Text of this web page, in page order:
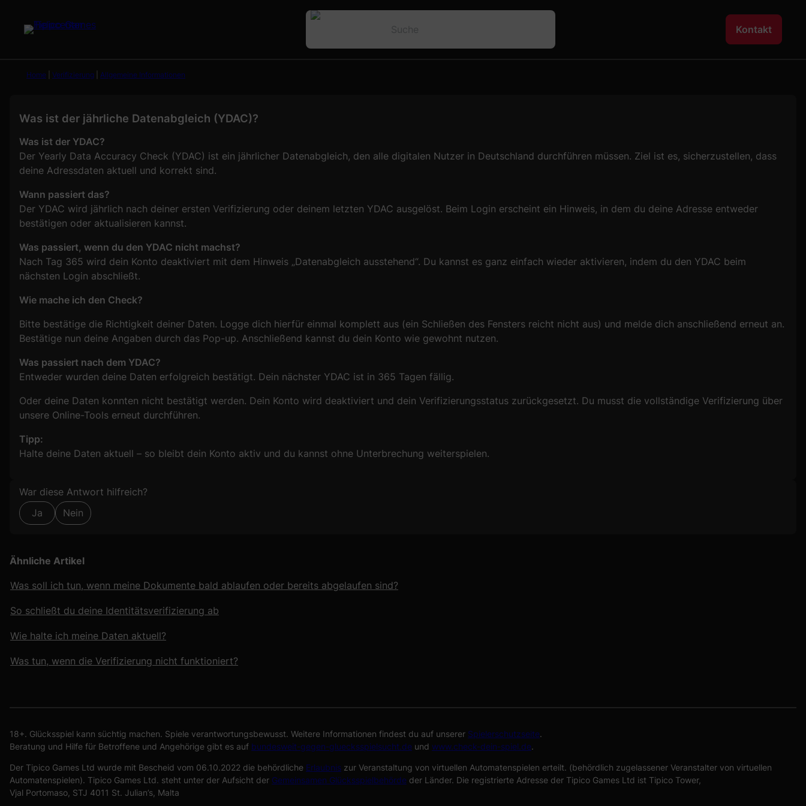
springen
Kontakt
Home Verifizierung Allgemeine Informationen
Was ist der jährliche Datenabgleich (YDAC)?
Was ist der YDAC?
Der Yearly Data Accuracy Check (YDAC) ist ein jährlicher Datenabgleich, den alle digitalen Nutzer in Deutschland durchführen müssen. Ziel ist es, sicherzustellen, dass
deine Adressdaten aktuell und korrekt sind.
Wann passiert das?
Der YDAC wird jährlich nach deiner ersten Verifizierung oder deinem letzten YDAC ausgelöst. Beim Login erscheint ein Hinweis, in dem du deine Adresse entweder
bestätigen oder aktualisieren kannst.
Was passiert, wenn du den YDAC nicht machst?
Nach Tag 365 wird dein Konto deaktiviert mit dem Hinweis „Datenabgleich ausstehend“. Du kannst es ganz einfach wieder aktivieren, indem du den YDAC beim
nächsten Login abschließt.
Wie mache ich den Check?
Bitte bestätige die Richtigkeit deiner Daten. Logge dich hierfür einmal komplett aus (ein Schließen des Fensters reicht nicht aus) und melde dich anschließend erneut an.
Bestätige nun deine Angaben durch das Pop-up. Anschließend kannst du dein Konto wie gewohnt nutzen.
Was passiert nach dem YDAC?
Entweder wurden deine Daten erfolgreich bestätigt. Dein nächster YDAC ist in 365 Tagen fällig.
Oder deine Daten konnten nicht bestätigt werden. Dein Konto wird deaktiviert und dein Verifizierungsstatus zurückgesetzt. Du musst die vollständige Verifizierung über
unsere Online-Tools erneut durchführen.
Tipp:
Halte deine Daten aktuell – so bleibt dein Konto aktiv und du kannst ohne Unterbrechung weiterspielen.
Formular überspringen
War diese Antwort hilfreich?
Ja
Nein
Ähnliche Artikel
Was soll ich tun, wenn meine Dokumente bald ablaufen oder bereits abgelaufen sind?
So schließt du deine Identitätsverifizierung ab
Wie halte ich meine Daten aktuell?
Was tun, wenn die Verifizierung nicht funktioniert?
18+. Glücksspiel kann süchtig machen. Spiele verantwortungsbewusst. Weitere Informationen findest du auf unserer Spielerschutzseite.
Beratung und Hilfe für Betroffene und Angehörige gibt es auf bundesweit-gegen-gluecksspielsucht.de und www.check-dein-spiel.de.
Der Tipico Games Ltd wurde mit Bescheid vom 06.10.2022 die behördliche Erlaubnis zur Veranstaltung von virtuellen Automatenspielen erteilt. (behördlich zugelassener Veranstalter von virtuellen
Automatenspielen). Tipico Games Ltd. steht unter der Aufsicht der Gemeinsamen Glücksspielbehörde der Länder. Die registrierte Adresse der Tipico Games Ltd ist Tipico Tower,
Vjal Portomaso, STJ 4011 St. Julian’s, Malta